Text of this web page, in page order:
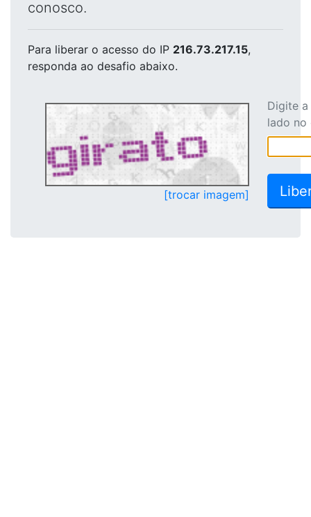
conosco.
Para liberar o acesso do IP 216.73.217.15,
responda ao desafio abaixo.
[trocar imagem]
Digite
lado no